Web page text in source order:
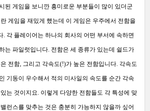
된 게임을 보니깐 흥미로운 부분들이 많이 있더군
게임을 재밌게 했는데 이 게임은 우주에서 전함을
. 각 플레이어는 하나의 회사의 어떤 부서에 속하면
는 파일럿입니다. 전함은 세 종류가 있는데 쉴드가
전함, 그리고 각속도(!)가 높은 전함입니다. 각속도
기동이 우수해서 적의 미사일의 속도를 순간 각속
는 것이지요. 이렇게 다양한 전함들도 각 특성에 맞
런스를 맞추는 것은 충분히 가능하지 않을까 싶어